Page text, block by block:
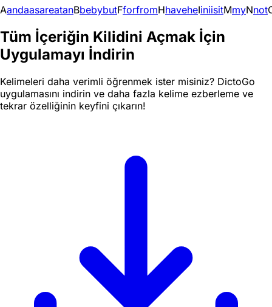
AandaasareatanBbebybutFforfromHhaveheIiniisitMmyNnot
Tüm İçeriğin Kilidini Açmak İçin
Uygulamayı İndirin
Kelimeleri daha verimli öğrenmek ister misiniz? DictoGo
uygulamasını indirin ve daha fazla kelime ezberleme ve
tekrar özelliğinin keyfini çıkarın!